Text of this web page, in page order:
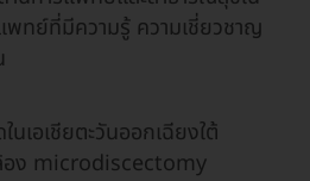
ทย์ที่มีความรู้ ความเชี่ยวชาญ
อเชียตะวันออกเฉียงใต้
อง microdiscectomy